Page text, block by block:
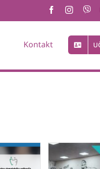
Kontakt